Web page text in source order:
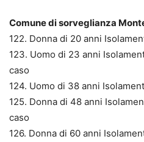
Comune di sorveglianza
122. Donna di 20 anni
123. Uomo di 23 anni
caso
124. Uomo di 38 anni
125. Donna di 48 anni
caso
126. Donna di 60 anni